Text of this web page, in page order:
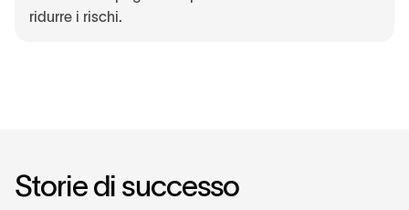
ridurre i rischi.
Storie di successo